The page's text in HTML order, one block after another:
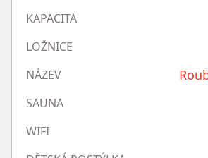
KAPACITA
LOŽNICE
NÁZEV
SAUNA
WIFI